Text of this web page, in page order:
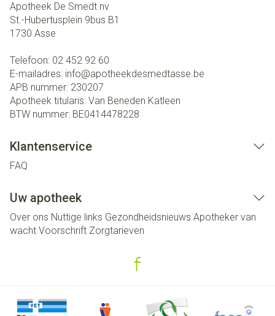
Apotheek De Smedt nv
St.-Hubertusplein 9bus B1
1730 Asse
Telefoon: 02 452 92 60
E-mailadres: info@apotheekdesmedtasse.be
APB nummer: 230207
Apotheek titularis: Van Beneden Katleen
BTW nummer: BE0414478228
Klantenservice
FAQ
Uw apotheek
Over ons Nuttige links Gezondheidsnieuws Apotheker van
wacht Voorschrift Zorgtarieven